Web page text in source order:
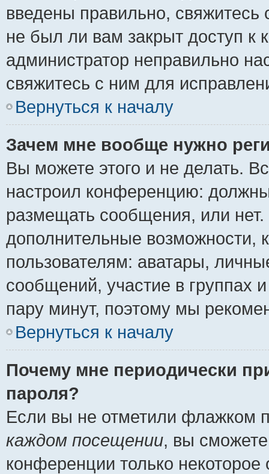
введены правильно,
не был ли вам закрыт доступ к
администратор неправильно
свяжитесь с ним для
Вернуться к началу
Зачем мне вообще нужно
Вы можете этого и не делать.
настроил конференцию:
размещать сообщения, или
дополнительные
пользователям: аватары,
сообщений, участие в группах
пару минут, поэтому мы
Вернуться к началу
Почему мне периодически
пароля?
Если вы не отметили флажком
каждом посещении, вы
конференции только